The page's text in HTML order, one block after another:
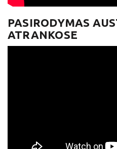
PASIRODYMAS
ATRANKOSE